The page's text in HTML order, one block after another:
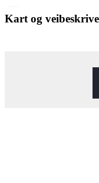
Kart og